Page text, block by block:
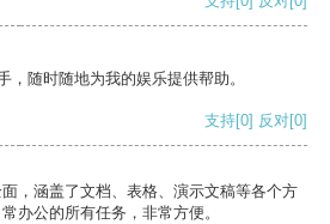
，随时随地为我的娱乐提供帮助。
支持[0] 反对[0]
，涵盖了文档、表格、演示文稿等各个方
办公的所有任务，非常方便。